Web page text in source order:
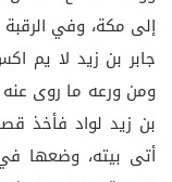
إلى مكة، وفي
جابر بن زيد لا يم
ومن ورعه ما روى عنه
بن زيد لواد فأخذ
أتى بيته، وضعها